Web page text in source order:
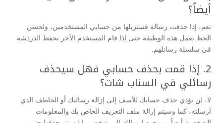
أيضاً؟
نعم، إذا حذفت رسالة فستزيلها من حسابي المستخدمين، ولحسن
الحظ تعمل هذه الوظيفة حتى إذا قام المستخدم الآخر بحفظ الدردشة
في سلسلة رسائلهم.
2. إذا قمت بحذف حسابي فهل سيحذف
رسائلي في السناب شات؟
لا، لن يؤدي حذف حسابك للأسف إلى إزالة رسالتك أو الخاطف الذي
أرسلته، كما وسيتم إزالة ملف التعريف الخاص بك والمعلومات